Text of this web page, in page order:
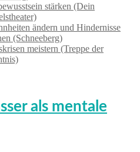
stärken (Dein
ändern und Hindernisse
(Schneeberg)
meistern (Treppe der
als mentale